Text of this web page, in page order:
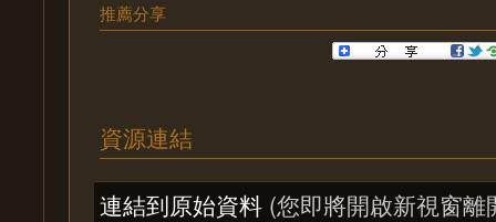
推薦分享
資源連結
連結到原始資料 (您即將開啟新視窗離